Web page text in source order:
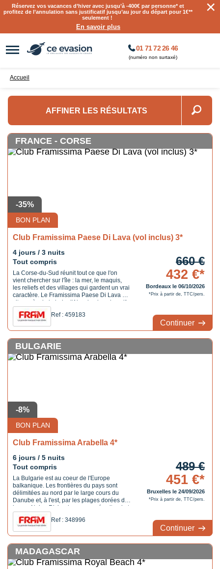
Réservez vos vacances d’hiver avec jusqu’à-400€ par personne* et
profitez de l’annulation sans justificatif jusqu’au jour du départ pour 1€**
seulement !
En savoir plus
×
01 71 72 26 46
(numéro non surtaxé)
Accueil
AFFINER LES RÉSULTATS
BON PLAN
-35%
FRANCE - CORSE
Club Framissima Paese Di Lava (vol inclus) 3*
4 jours / 3 nuits
Tout compris
La Corse-du-Sud réunit tout ce que l'on
vient chercher sur l'île : la mer, le maquis,
les reliefs et des villages qui gardent un vrai
caractère. Le Framissima Paese Di Lava se
situe près de la baie d'Ajaccio, dans le golfe
de Lava, au coeur d'un environnement
naturel classé Natura 2000. L'hôtel est
installé sur une colline en bord de ...
Ref : 459183
660 €
432 €*
Bordeaux le 06/10/2026
*Prix à partir de, TTC/pers.
Continuer
BON PLAN
-8%
BULGARIE
Club Framissima Arabella 4*
6 jours / 5 nuits
Tout compris
La Bulgarie est au coeur de l'Europe
balkanique. Les frontières du pays sont
délimitées au nord par le large cours du
Danube et, à l'est, par les plages dorées de
la mer Noire. Riche de son passé culturel et
historique, la Bulgarie séduira à la fois les
amateurs de culture, de nature et de
farniente, avec des paysages qui varient
entre montagnes, ...
Ref : 348996
489 €
451 €*
Bruxelles le 24/09/2026
*Prix à partir de, TTC/pers.
Continuer
MADAGASCAR